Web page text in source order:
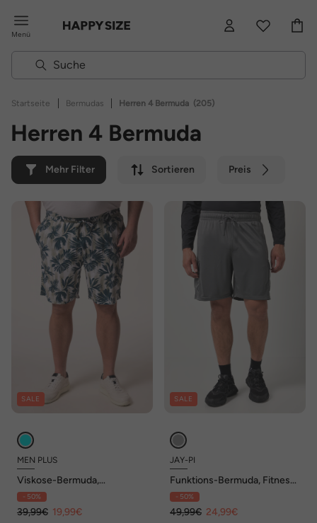
Menü
Startseite | Bermudas | Herren 4 Bermuda (205)
Herren 4 Bermuda
Mehr Filter Sortieren Preis
SALE
MEN PLUS
Viskose-Bermuda,
Alloverdruck, Regular Fit, bis
8 XL
- 50%
39,99€ 19,99€
SALE
JAY-PI
Funktions-Bermuda, Fitness,
atmungsaktiv, Cargotaschen,
Smartphonetasche, bis 7 XL
- 50%
49,99€ 24,99€